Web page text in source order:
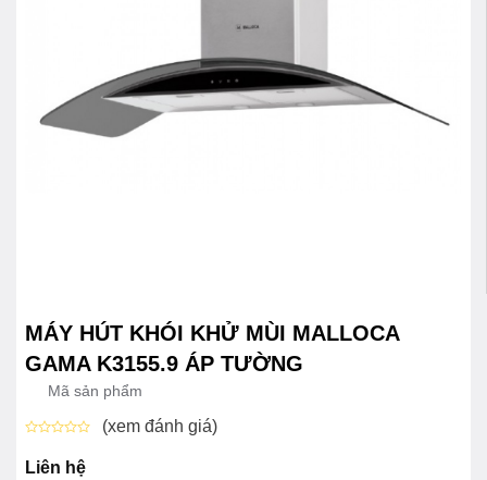
MÁY HÚT KHÓI KHỬ MÙI MALLOCA
GAMA K3155.9 ÁP TƯỜNG
Mã sản phẩm
xếp
hạng
(xem đánh giá)
Liên hệ